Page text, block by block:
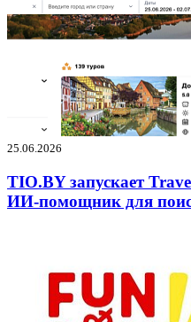
25.06.2026
TIO.BY запускает
ИИ-помощник для